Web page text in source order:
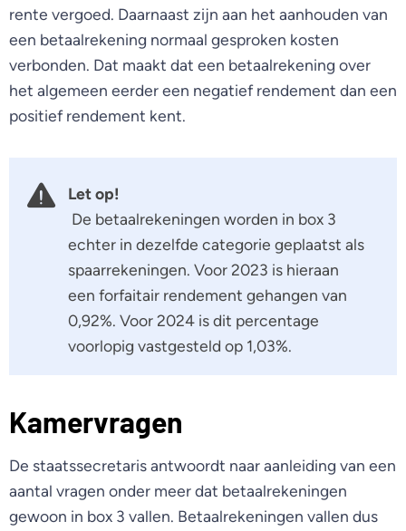
rente vergoed. Daarnaast zijn aan het aanhouden van
een betaalrekening normaal gesproken kosten
verbonden. Dat maakt dat een betaalrekening over
het algemeen eerder een negatief rendement dan een
positief rendement kent.
Let op!
De betaalrekeningen worden in box 3
echter in dezelfde categorie geplaatst als
spaarrekeningen. Voor 2023 is hieraan
een forfaitair rendement gehangen van
0,92%. Voor 2024 is dit percentage
voorlopig vastgesteld op 1,03%.
Kamervragen
De staatssecretaris antwoordt naar aanleiding van een
aantal vragen onder meer dat betaalrekeningen
gewoon in box 3 vallen. Betaalrekeningen vallen dus